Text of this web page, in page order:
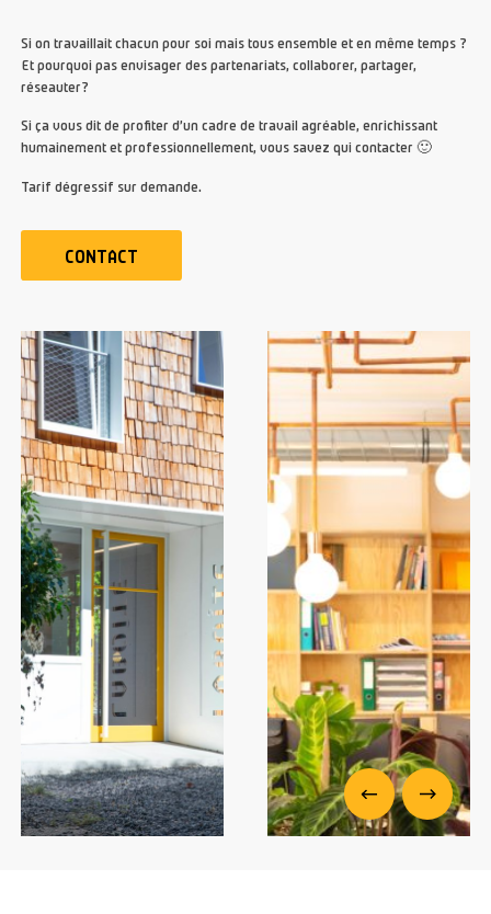
Si on travaillait chacun pour soi mais tous ensemble et en même temps ?
Et pourquoi pas envisager des partenariats, collaborer, partager,
réseauter?
Si ça vous dit de profiter d’un cadre de travail agréable, enrichissant
humainement et professionnellement, vous savez qui contacter 🙂
Tarif dégressif sur demande.
CONTACT